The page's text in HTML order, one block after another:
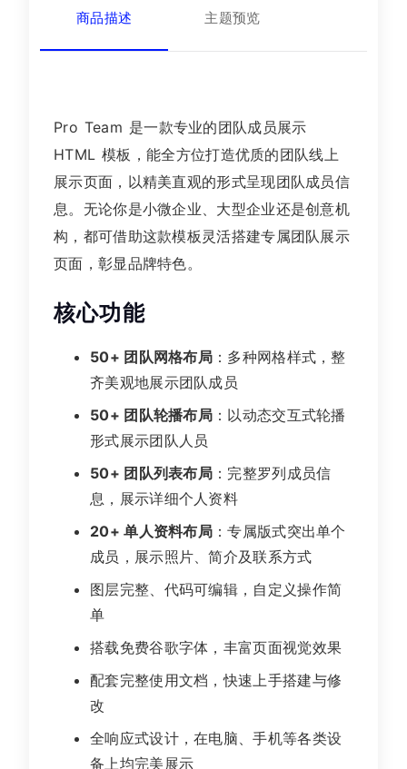
商品描述 主题预览
Pro Team 是一款专业的团队成员展示
HTML 模板，能全方位打造优质的团队线上
展示页面，以精美直观的形式呈现团队成员信
息。无论你是小微企业、大型企业还是创意机
构，都可借助这款模板灵活搭建专属团队展示
页面，彰显品牌特色。
核心功能
50+ 团队网格布局 ：多种网格样式，整
齐美观地展示团队成员
50+ 团队轮播布局 ：以动态交互式轮播
形式展示团队人员
50+ 团队列表布局 ：完整罗列成员信
息，展示详细个人资料
20+ 单人资料布局 ：专属版式突出单个
成员，展示照片、简介及联系方式
图层完整、代码可编辑，自定义操作简
单
搭载免费谷歌字体，丰富页面视觉效果
配套完整使用文档，快速上手搭建与修
改
全响应式设计，在电脑、手机等各类设
备上均完美展示